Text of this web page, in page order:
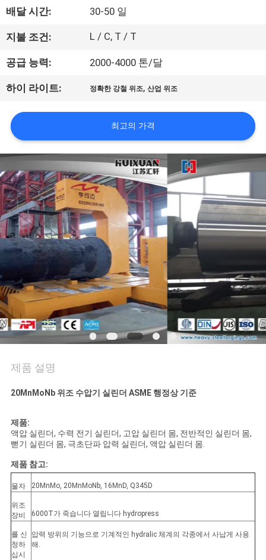
대
하
여
공
장
여
행
품
질
관
리
사
이
트
PRIVACY
POLICY
배달 시간: 30-50 일
지불 조건: L / C, T / T
공급 능력: 2000-4000 톤/달
하이 라이트: 정확한 강철 위조,산업 위조
최고의 가격
제품 설명
20MnMoNb 위조 수압기 실린더 ASME 행정상 기준
제품:
액압 실린더, 수력 전기 실린더, 고압 실린더 몸, 전반적인 실린더 몸,
뻗기 실린더 몸, 극초단파 압력 실린더, 액압 실린더 몸.
제품 참고:
물자 20MnMo, 20MnMoNb, 16MnD, Q345D
위조
장비
6000T가 죽습니다 열립니다 hydropress
를 신
청하
십시
압력 방위의 기능으로 기계적인 hydralic 체계의 각종에서 사납게 사용
해.